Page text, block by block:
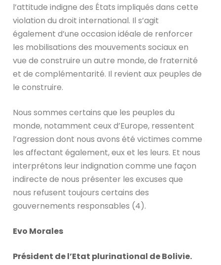
l’attitude indigne des États impliqués dans cette
violation du droit international. Il s’agit
également d’une occasion idéale de renforcer
les mobilisations des mouvements sociaux en
vue de construire un autre monde, de fraternité
et de complémentarité. Il revient aux peuples de
le construire.
Nous sommes certains que les peuples du
monde, notamment ceux d’Europe, ressentent
l’agression dont nous avons été victimes comme
les affectant également, eux et les leurs. Et nous
interprétons leur indignation comme une façon
indirecte de nous présenter les excuses que
nous refusent toujours certains des
gouvernements responsables (4).
Evo Morales
Président de l’Etat plurinational de Bolivie.